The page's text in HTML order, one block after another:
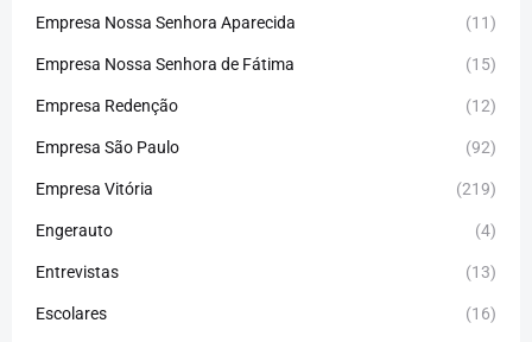
Empresa Nossa Senhora Aparecida (11)
Empresa Nossa Senhora de Fátima (15)
Empresa Redenção (12)
Empresa São Paulo (92)
Empresa Vitória (219)
Engerauto (4)
Entrevistas (13)
Escolares (16)